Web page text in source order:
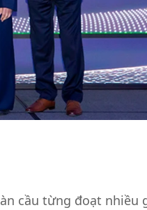
cầu từng đoạt